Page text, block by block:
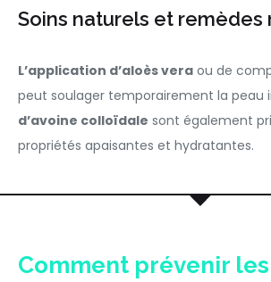
Soins naturels et remèdes
L’application d’aloès vera ou de
peut soulager temporairement la peau
d’avoine colloïdale sont également
propriétés apaisantes et hydratantes.
Comment prévenir les